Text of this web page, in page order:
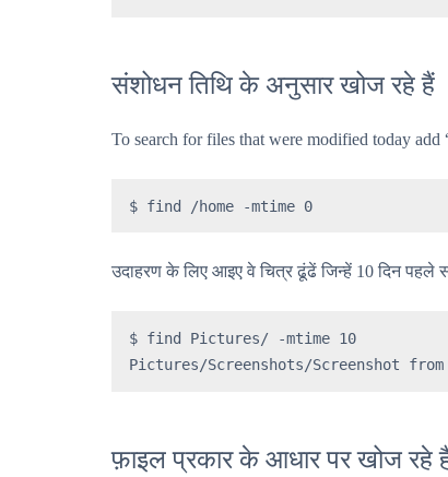
संशोधन तिथि के अनुसार खोज रहे हैं
To search for files that were modified today
$ find /home -mtime 0
उदाहरण के लिए आइए वे चित्र ढूंढें जिन्हें 10 दिन पहले
$ find Pictures/ -mtime 10
Pictures/Screenshots/Screenshot
फ़ाइल प्रकार के आधार पर खोज रहे